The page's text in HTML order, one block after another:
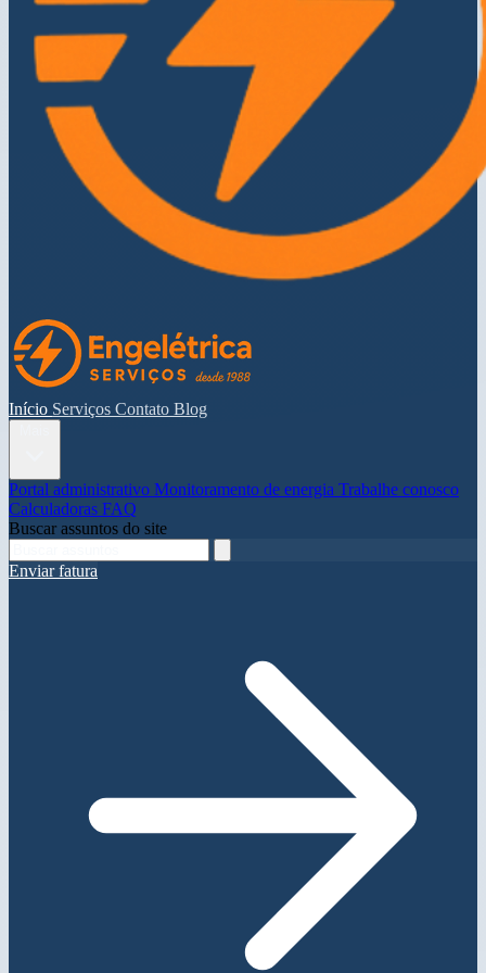
Início Serviços Contato Blog
Portal administrativo Monitoramento de energia Trabalhe conosco
Calculadoras FAQ
Buscar assuntos do site
Enviar fatura